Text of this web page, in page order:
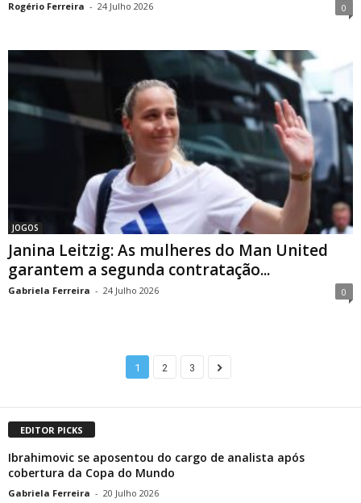
Rogério Ferreira - 24 Julho 2026 0
JOGOS
Janina Leitzig: As mulheres do Man United
garantem a segunda contratação...
Gabriela Ferreira - 24 Julho 2026 0
1 2 3
EDITOR PICKS
Ibrahimovic se aposentou do cargo de analista após
cobertura da Copa do Mundo
Gabriela Ferreira - 20 Julho 2026